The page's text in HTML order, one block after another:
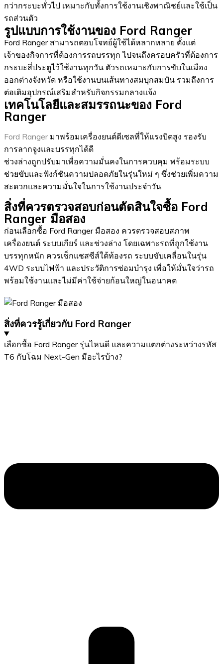
กว่ากระบะทั่วไป เหมาะกับทั้งการใช้งานเชิงพาณิชย์และใช้เป็น
รถส่วนตัว
รูปแบบการใช้งานของ Ford Ranger
Ford Ranger สามารถตอบโจทย์ผู้ใช้ได้หลากหลาย ตั้งแต่
เจ้าของกิจการที่ต้องการรถบรรทุก ไปจนถึงครอบครัวที่ต้องการ
กระบะสี่ประตูไว้ใช้งานทุกวัน ตัวรถเหมาะกับการขับในเมือง
ออกต่างจังหวัด หรือใช้งานบนเส้นทางสมบุกสมบัน รวมถึงการ
ต่อเติมอุปกรณ์เสริมสำหรับกิจกรรมกลางแจ้ง
เทคโนโลยีและสมรรถนะของ Ford
Ranger
Ford Rangerมาพร้อมเครื่องยนต์ดีเซลที่ให้แรงบิดสูง รองรับ
การลากจูงและบรรทุกได้ดี
ช่วงล่างถูกปรับมาเพื่อความมั่นคงในการควบคุม พร้อมระบบ
ช่วยขับและฟังก์ชันความปลอดภัยในรุ่นใหม่ ๆ ซึ่งช่วยเพิ่มความ
สะดวกและความมั่นใจในการใช้งานประจำวัน
สิ่งที่ควรตรวจสอบก่อนตัดสินใจซื้อ Ford
Ranger มือสอง
ก่อนเลือกซื้อ Ford Ranger มือสอง ควรตรวจสอบสภาพ
เครื่องยนต์ ระบบเกียร์ และช่วงล่าง โดยเฉพาะรถที่ถูกใช้งาน
บรรทุกหนัก ควรเช็กแชสซีส์ใต้ท้องรถ ระบบขับเคลื่อนในรุ่น
4WD ระบบไฟฟ้า และประวัติการซ่อมบำรุง เพื่อให้มั่นใจว่ารถ
พร้อมใช้งานและไม่มีค่าใช้จ่ายก้อนใหญ่ในอนาคต
สิ่งที่ควรรู้เกี่ยวกับ Ford Ranger
เลือกซื้อ Ford Ranger รุ่นไหนดี และความแตกต่างระหว่างรหัส
T6 กับโฉม Next-Gen มีอะไรบ้าง?